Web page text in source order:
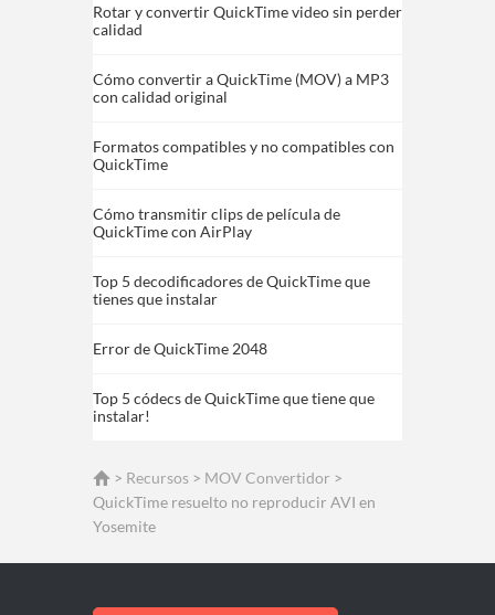
Rotar y convertir QuickTime video sin perder
calidad
Cómo convertir a QuickTime (MOV) a MP3
con calidad original
Formatos compatibles y no compatibles con
QuickTime
Cómo transmitir clips de película de
QuickTime con AirPlay
Top 5 decodificadores de QuickTime que
tienes que instalar
Error de QuickTime 2048
Top 5 códecs de QuickTime que tiene que
instalar!
> Recursos > MOV Convertidor >
QuickTime resuelto no reproducir AVI en
Yosemite